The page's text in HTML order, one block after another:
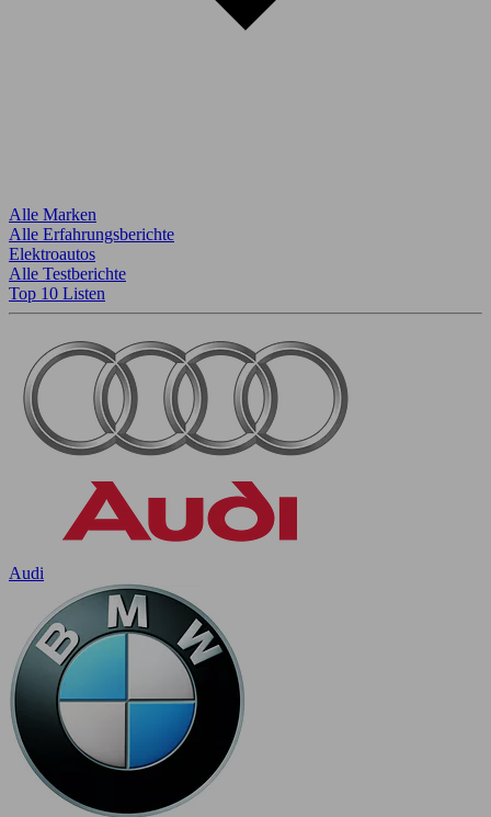
Alle Marken
Alle Erfahrungsberichte
Elektroautos
Alle Testberichte
Top 10 Listen
Audi